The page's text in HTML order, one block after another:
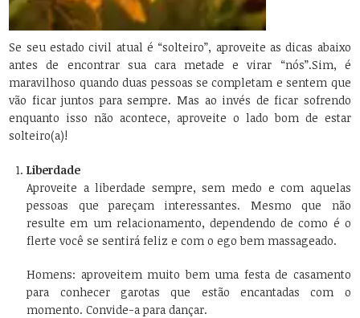
Se seu estado civil atual é “solteiro”, aproveite as dicas abaixo
antes de encontrar sua cara metade e virar “nós”.Sim, é
maravilhoso quando duas pessoas se completam e sentem que
vão ficar juntos para sempre. Mas ao invés de ficar sofrendo
enquanto isso não acontece, aproveite o lado bom de estar
solteiro(a)!
Liberdade
Aproveite a liberdade sempre, sem medo e com aquelas
pessoas que pareçam interessantes. Mesmo que não
resulte em um relacionamento, dependendo de como é o
flerte você se sentirá feliz e com o ego bem massageado.
Homens: aproveitem muito bem uma festa de casamento
para conhecer garotas que estão encantadas com o
momento. Convide-a para dançar.